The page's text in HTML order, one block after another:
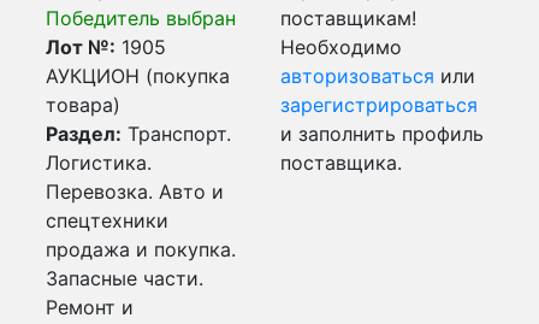
Победитель выбран
Лот №: 1905
АУКЦИОН (покупка
товара)
Раздел: Транспорт.
Логистика.
Перевозка. Авто и
спецтехники
продажа и покупка.
Запасные части.
Ремонт и
поставщикам!
Необходимо
авторизоваться или
зарегистрироваться
и заполнить профиль
поставщика.